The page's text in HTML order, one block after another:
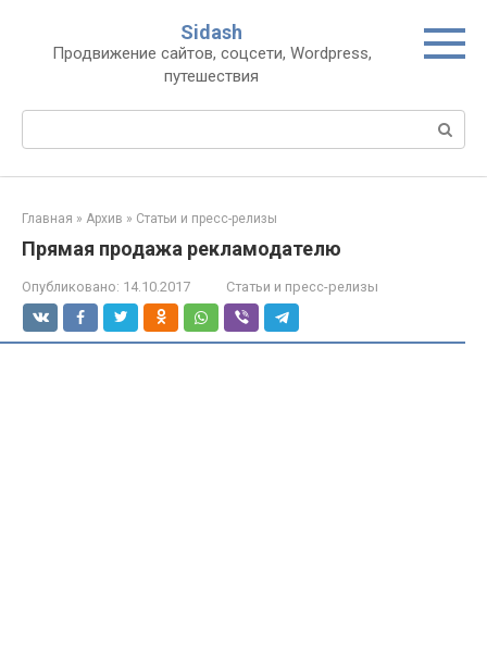
контенту
Sidash
Продвижение сайтов, соцсети, Wordpress,
путешествия
Главная » Архив » Статьи и пресс-релизы
Прямая продажа рекламодателю
Опубликовано: 14.10.2017 Статьи и пресс-релизы